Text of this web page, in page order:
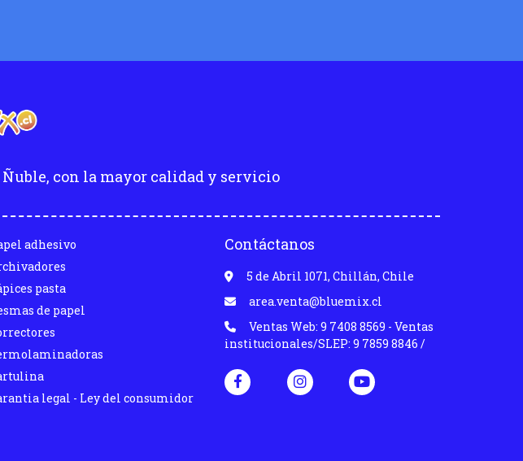
con la mayor calidad y servicio
adhesivo
pasta
de papel
legal - Ley del consumidor
Contáctanos
5 de Abril 1071, Chillán, Chile
area.venta@bluemix.cl
Ventas Web: 9 7408 8569 - Ventas
institucionales/SLEP: 9 7859 8846 /